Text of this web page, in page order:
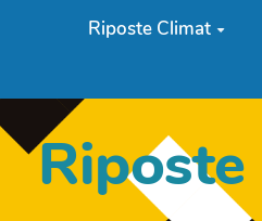
Riposte Climat